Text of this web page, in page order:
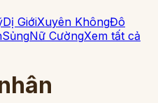
Dị GiớiXuyên KhôngĐô
SủngNữ CườngXem tất cả